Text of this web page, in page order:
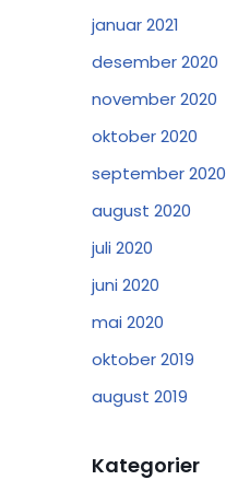
januar 2021
desember 2020
november 2020
oktober 2020
september 2020
august 2020
juli 2020
juni 2020
mai 2020
oktober 2019
august 2019
Kategorier